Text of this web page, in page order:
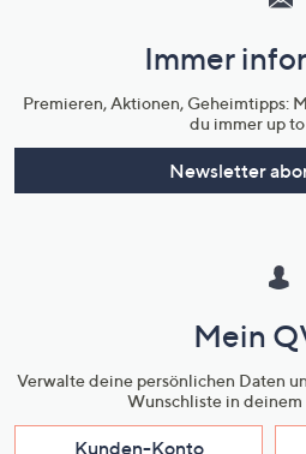
Immer
Premieren, Aktionen, Geheimtipps:
du immer up
Newsletter
Mein
Verwalte deine persönlichen Daten
Wunschliste in
Kunden-Konto